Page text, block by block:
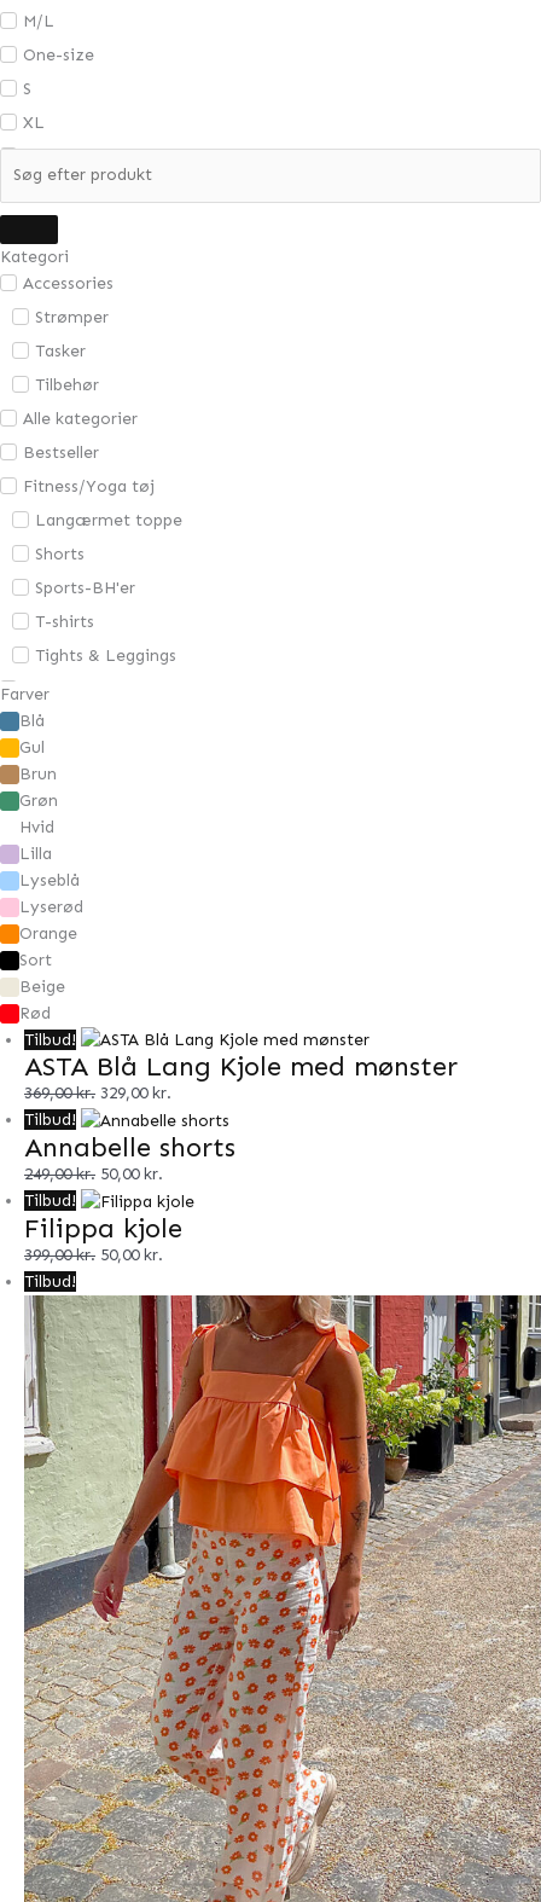
M/L
One-size
S
XL
XS
XS/S
Kategori
Accessories
Strømper
Tasker
Tilbehør
Alle kategorier
Bestseller
Fitness/Yoga tøj
Langærmet toppe
Shorts
Sports-BH'er
T-shirts
Tights & Leggings
Gavekort
Overdele
Bluser
Jakker & Blazere
Kjoler
Skjorter
Strik
Toppe
Sko
Underdele
Bukser
Nederdele
Shorts
Farver
Blå
Gul
Brun
Grøn
Hvid
Lilla
Lyseblå
Lyserød
Orange
Sort
Beige
Rød
Tilbud!
ASTA Blå Lang Kjole med mønster
369,00kr. 329,00kr.
Tilbud!
Annabelle shorts
249,00kr. 50,00kr.
Tilbud!
Filippa kjole
399,00kr. 50,00kr.
Tilbud!